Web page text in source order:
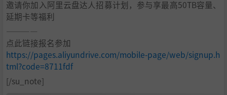
邀请你加入阿里云盘达人招募计划，参与享最高50TB容量、
延期卡等福利
————
点此链接报名参加
https://pages.aliyundrive.com/mobile-page/web/signup.h
tml?code=8711fdf
[/su_note]